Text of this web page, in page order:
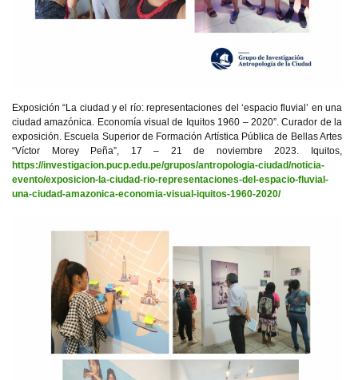
Exposición “La ciudad y el río: representaciones del ‘espacio fluvial’ en una
ciudad amazónica. Economía visual de Iquitos 1960 – 2020”. Curador de la
exposición. Escuela Superior de Formación Artística Pública de Bellas Artes
“Víctor Morey Peña”, 17 – 21 de noviembre 2023. Iquitos,
https://investigacion.pucp.edu.pe/grupos/antropologia-ciudad/noticia-
evento/exposicion-la-ciudad-rio-representaciones-del-espacio-fluvial-
una-ciudad-amazonica-economia-visual-iquitos-1960-2020/